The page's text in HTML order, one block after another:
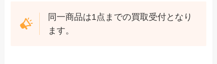
同一商品は1点までの買取受付となり
ます。